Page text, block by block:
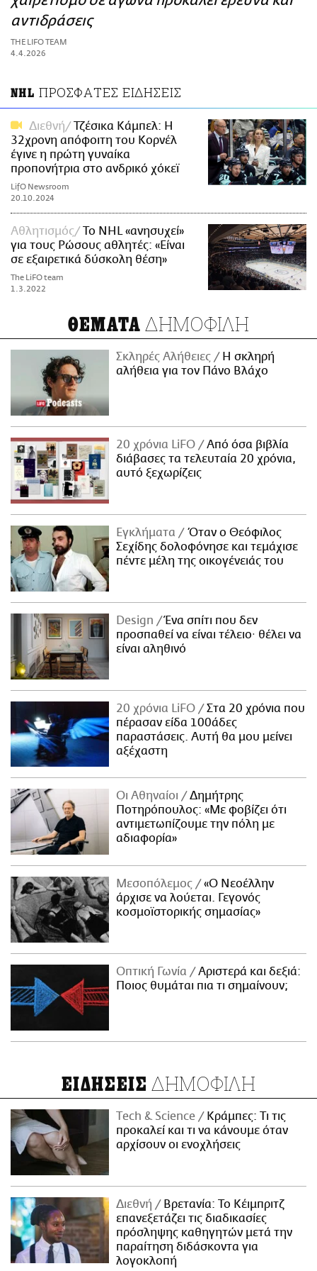
ΑΜΠΑ
PRINT
αντιδράσεις
THE LIFO TEAM
4.4.2026
NHL ΠΡΟΣΦΑΤΕΣ ΕΙΔΗΣΕΙΣ
Διεθνή
Τζέσικα Κάμπελ: Η
32χρονη απόφοιτη του Κορνέλ
έγινε η πρώτη γυναίκα
προπονήτρια στο ανδρικό χόκεϊ
LifO Newsroom
20.10.2024
Αθλητισμός
Το NHL «ανησυχεί»
για τους Ρώσους αθλητές: «Είναι
σε εξαιρετικά δύσκολη θέση»
The LiFO team
1.3.2022
ΘΕΜΑΤΑ ΔΗΜΟΦΙΛΗ
Σκληρές Αλήθειες
H σκληρή
αλήθεια για τον Πάνο Βλάχο
20 χρόνια LiFO
Από όσα βιβλία
διάβασες τα τελευταία 20 χρόνια,
αυτό ξεχωρίζεις
Εγκλήματα
Όταν ο Θεόφιλος
Σεχίδης δολοφόνησε και τεμάχισε
πέντε μέλη της οικογένειάς του
Design
Ένα σπίτι που δεν
προσπαθεί να είναι τέλειο· θέλει να
είναι αληθινό
20 χρόνια LiFO
Στα 20 χρόνια που
πέρασαν είδα 100άδες
παραστάσεις. Αυτή θα μου μείνει
αξέχαστη
Οι Αθηναίοι
Δημήτρης
Ποτηρόπουλος: «Με φοβίζει ότι
αντιμετωπίζουμε την πόλη με
αδιαφορία»
Μεσοπόλεμος
«Ο Νεοέλλην
άρχισε να λούεται. Γεγονός
κοσμοϊστορικής σημασίας»
Οπτική Γωνία
Αριστερά και δεξιά:
Ποιος θυμάται πια τι σημαίνουν;
ΕΙΔΗΣΕΙΣ ΔΗΜΟΦΙΛΗ
Τech & Science
Κράμπες: Τι τις
προκαλεί και τι να κάνουμε όταν
αρχίσουν οι ενοχλήσεις
Διεθνή
Βρετανία: Το Κέιμπριτζ
επανεξετάζει τις διαδικασίες
πρόσληψης καθηγητών μετά την
παραίτηση διδάσκοντα για
λογοκλοπή